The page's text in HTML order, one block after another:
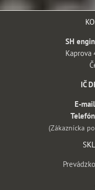
SH
Kaprova
IČ
E-
(Zákaznícka